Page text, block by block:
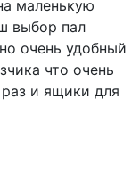
маленькую
выбор пал
очень удобный
что очень
и ящики для